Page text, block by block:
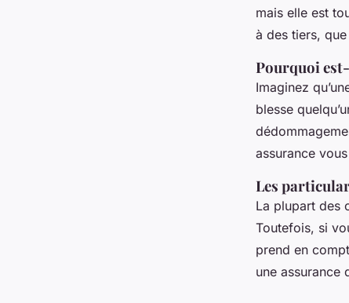
mais elle est
à des tiers,
Pourquoi
Imaginez
blesse
assurance
Les
La plupart des
Toutefois, si
prend en
une assurance